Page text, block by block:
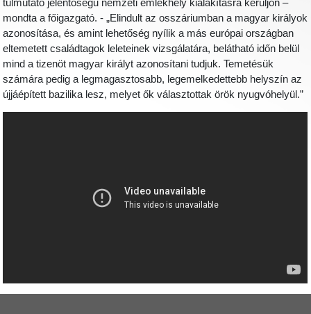
túlmutató jelentőségű nemzeti emlékhely kialakításra kerüljön –
mondta a főigazgató. - „Elindult az osszáriumban a magyar királyok
azonosítása, és amint lehetőség nyílik a más európai országban
eltemetett családtagok leleteinek vizsgálatára, belátható időn belül
mind a tizenöt magyar királyt azonosítani tudjuk. Temetésük
számára pedig a legmagasztosabb, legemelkedettebb helyszín az
újjáépített bazilika lesz, melyet ők választottak örök nyugvóhelyül.”